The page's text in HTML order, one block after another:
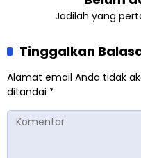
Jadilah yang
Tinggalkan
Alamat email Anda tidak
ditandai *